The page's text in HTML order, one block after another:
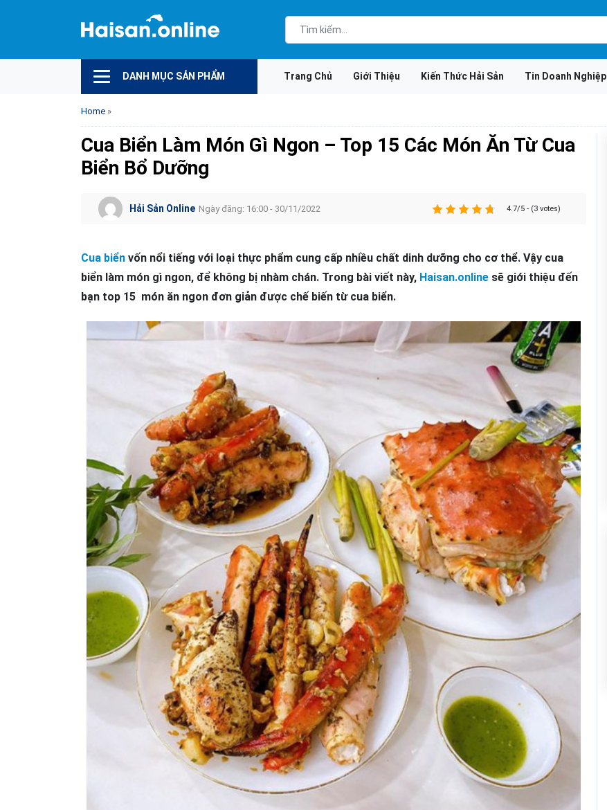
DANH MỤC SẢN PHẨM Trang Chủ Giới Thiệu Kiến Thức Hải Sản Tin Doanh Nghiệp
Home »
Cua Biển Làm Món Gì Ngon – Top 15 Các Món Ăn Từ Cua
Biển Bổ Dưỡng
Hải Sản Online Ngày đăng: 16:00 - 30/11/2022 4.7/5 - (3 votes)
Cua biển vốn nổi tiếng với loại thực phẩm cung cấp nhiều chất dinh dưỡng cho cơ thể. Vậy cua
biển làm món gì ngon, để không bị nhàm chán. Trong bài viết này, Haisan.online sẽ giới thiệu đến
bạn top 15 món ăn ngon đơn giản được chế biến từ cua biển.